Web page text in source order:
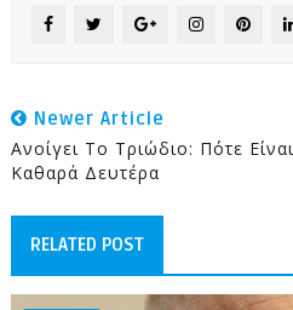
Newer Article
Ανοίγει Το Τριώδιο: Πότε
Καθαρά Δευτέρα
RELATED POST